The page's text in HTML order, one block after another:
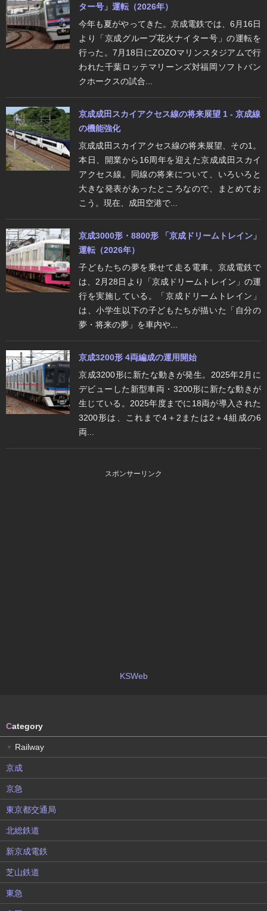
ター号」運転（2026年）
今年も夏がやってきた。京成電鉄では、6月16日
より「京成グループ花火ナイター号」の運転を
行った。7月18日にZOZOマリンスタジアムで行
われた千葉ロッテマリーンズ対福岡ソフトバン
クホークスの試合...
京成成田スカイアクセス線の将来展望 1 - 京成線
の機能強化
京成成田スカイアクセス線の将来展望、その1。
本日、開業から16周年を迎えた京成成田スカイ
アクセス線。同線の将来について、いろいろと
大きな発表があったところなので、まとめてお
こう。現在、成田空港で...
京成3000形・8800形 「京成ドリームトレイン」
運転（2026年）
子どもたちの夢を乗せて走る電車。京成電鉄で
は、2月28日より「京成ドリームトレイン」の運
行を実施している。「京成ドリームトレイン」
は、小学生以下の子どもたちが描いた「自分の
夢・将来の夢」を車内や...
京成3200形 4両編成の運用開始
京成3200形に新たな動きが発生。2025年2月に
デビューした新型車両・3200形に新たな動きが
生じている。2025年度までに18両が導入された
3200形は、これまで4＋2または2＋4組成の6
両...
スポンサーリンク
KSWeb
Category
▼ Railway
京成
京急
東京都交通局
北総鉄道
新京成電鉄
芝山鉄道
東急